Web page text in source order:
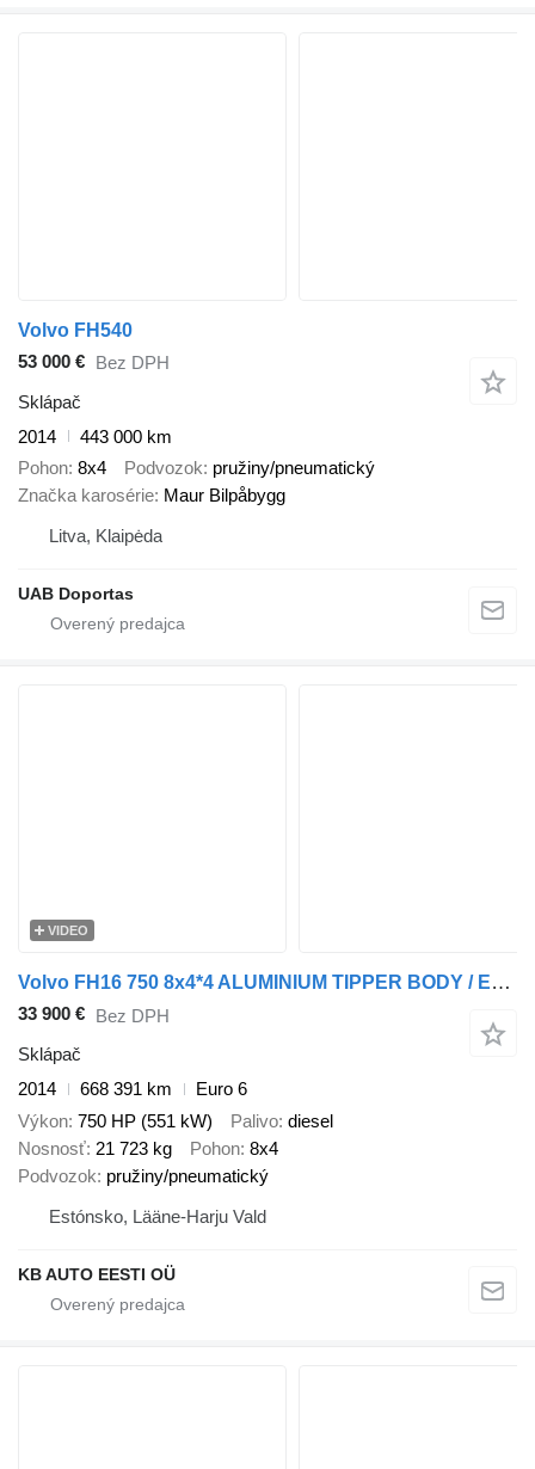
Volvo FH540
53 000 € Bez DPH
Sklápač
2014
443 000 km
Pohon 8x4 Podvozok pružiny/pneumatický
Značka karosérie Maur Bilpåbygg
Litva, Klaipėda
UAB Doportas
VIDEO
Volvo FH16 750 8x4*4 ALUMINIUM TIPPER BODY / EURO5
33 900 € Bez DPH
Sklápač
2014
668 391 km
Euro 6
Výkon 750 HP (551 kW) Palivo diesel
Nosnosť 21 723 kg Pohon 8x4
Podvozok pružiny/pneumatický
Estónsko, Lääne-Harju Vald
KB AUTO EESTI OÜ